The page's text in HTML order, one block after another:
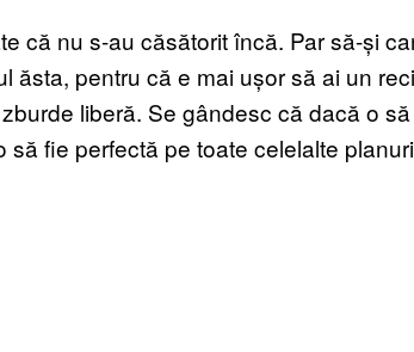
că nu s-au căsătorit încă. Par să-și
ăsta, pentru că e mai ușor să ai un
liberă. Se gândesc că dacă o
fie perfectă pe toate celelalte